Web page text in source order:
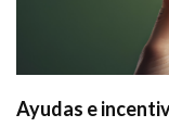
Ayudas e